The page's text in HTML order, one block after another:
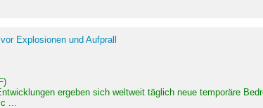
Explosionen und Aufprall
ergeben sich weltweit täglich neue temporäre
...